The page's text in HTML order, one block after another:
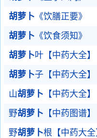
胡萝卜 《饮膳正要》
胡萝卜 《饮食须知》
胡萝卜叶【中药大全】
胡萝卜子【中药大全】
山胡萝卜 【中药大全】
野胡萝卜 【中药图谱】
野胡萝卜根【中药大全